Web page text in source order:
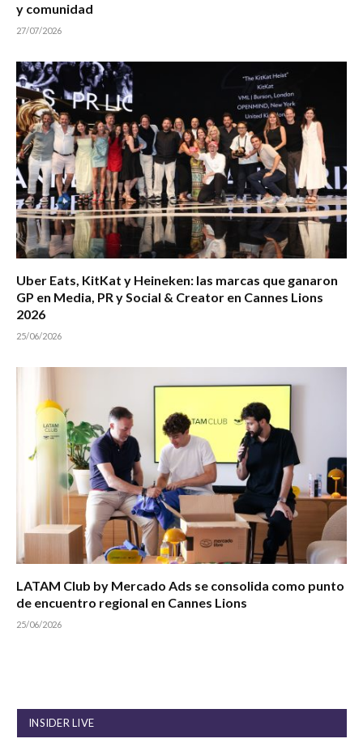
y comunidad
27/07/2026
Uber Eats, KitKat y Heineken: las marcas que ganaron
GP en Media, PR y Social & Creator en Cannes Lions
2026
25/06/2026
LATAM Club by Mercado Ads se consolida como punto
de encuentro regional en Cannes Lions
25/06/2026
INSIDER LIVE